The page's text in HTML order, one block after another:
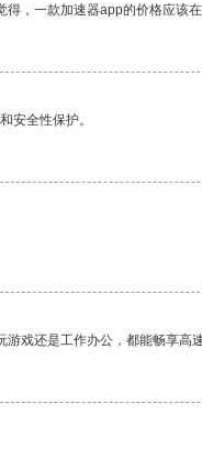
，一款加速器app的价格应该在
安全性保护。
戏还是工作办公，都能畅享高